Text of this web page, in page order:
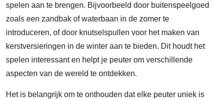
spelen aan te brengen. Bijvoorbeeld door buitenspeelgoed
zoals een zandbak of waterbaan in de zomer te
introduceren, of door knutselspullen voor het maken van
kerstversieringen in de winter aan te bieden. Dit houdt het
spelen interessant en helpt je peuter om verschillende
aspecten van de wereld te ontdekken.
Het is belangrijk om te onthouden dat elke peuter uniek is